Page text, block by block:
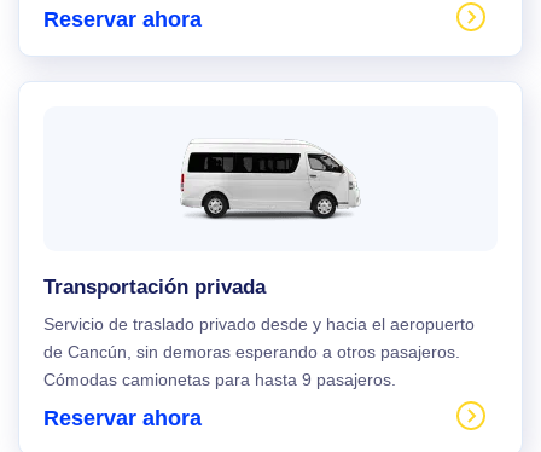
Reservar ahora
Transportación privada
Servicio de traslado privado desde y hacia el aeropuerto
de Cancún, sin demoras esperando a otros pasajeros.
Cómodas camionetas para hasta 9 pasajeros.
Reservar ahora